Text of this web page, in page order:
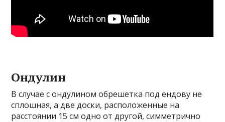
Ондулин
В случае с ондулином обрешетка под ендову не
сплошная, а две доски, расположенные на
расстоянии 15 см одно от другой, симметрично